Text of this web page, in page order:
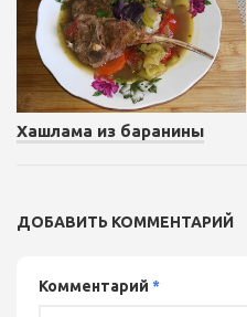
Хашлама из баранины
ДОБАВИТЬ КОММЕНТАРИЙ
Комментарий *